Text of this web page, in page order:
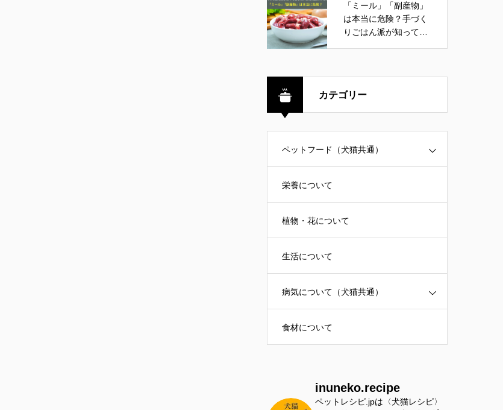
「ミール」「副産物」
は本当に危険？手づく
りごはん派が知ってお
カテゴリー
ペットフード（犬猫共通）
栄養について
植物・花について
生活について
病気について（犬猫共通）
食材について
inuneko.recipe
ペットレシピ.jpは〈犬猫レシピ〉